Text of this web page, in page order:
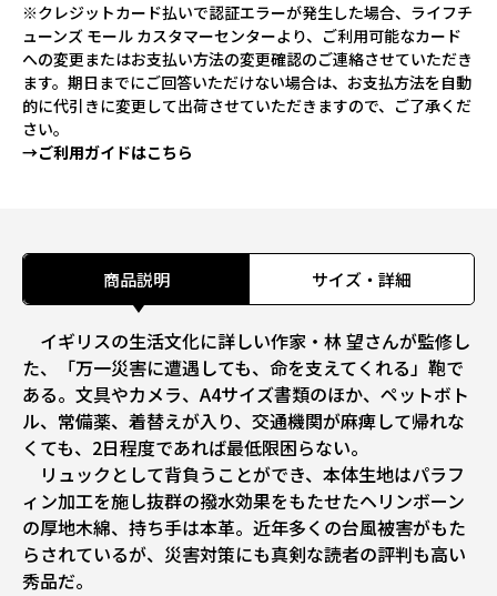
※クレジットカード払いで認証エラーが発生した場合、ライフチ
ューンズ モール カスタマーセンターより、ご利用可能なカード
への変更またはお支払い方法の変更確認のご連絡させていただき
ます。期日までにご回答いただけない場合は、お支払方法を自動
的に代引きに変更して出荷させていただきますので、ご了承くだ
さい。
→ご利用ガイドはこちら
商品説明 サイズ・詳細
イギリスの生活文化に詳しい作家・林 望さんが監修し
た、「万一災害に遭遇しても、命を支えてくれる」鞄で
ある。文具やカメラ、A4サイズ書類のほか、ペットボト
ル、常備薬、着替えが入り、交通機関が麻痺して帰れな
くても、2日程度であれば最低限困らない。
リュックとして背負うことができ、本体生地はパラフ
ィン加工を施し抜群の撥水効果をもたせたヘリンボーン
の厚地木綿、持ち手は本革。近年多くの台風被害がもた
らされているが、災害対策にも真剣な読者の評判も高い
秀品だ。